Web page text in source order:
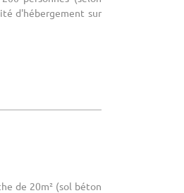
d'hébergement sur
de 20m² (sol béton